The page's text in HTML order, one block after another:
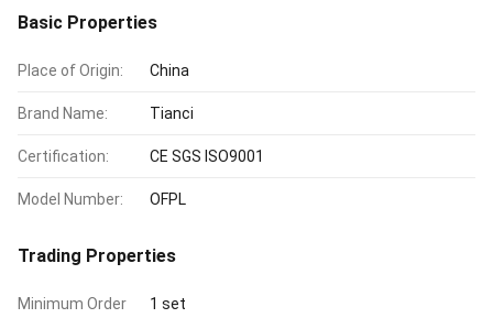
Basic Properties
Place of Origin: China
Brand Name: Tianci
Certification: CE SGS ISO9001
Model Number: OFPL
Trading Properties
Minimum Order
1 set